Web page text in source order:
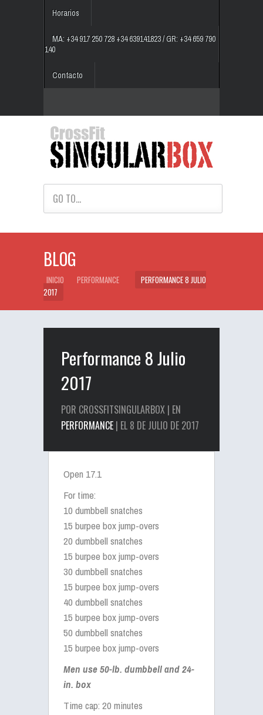
Horarios
MA: +34 917 250 728 +34 639141823 / GR: +34 659 790
140
Contacto
GO TO...
BLOG
INICIO PERFORMANCE
PERFORMANCE 8 JULIO
2017
Performance 8 Julio
2017
POR CROSSFITSINGULARBOX | EN
PERFORMANCE | EL 8 DE JULIO DE 2017
Open 17.1
For time:
10 dumbbell snatches
15 burpee box jump-overs
20 dumbbell snatches
15 burpee box jump-overs
30 dumbbell snatches
15 burpee box jump-overs
40 dumbbell snatches
15 burpee box jump-overs
50 dumbbell snatches
15 burpee box jump-overs
Men use 50-lb. dumbbell and 24-
in. box
Time cap: 20 minutes